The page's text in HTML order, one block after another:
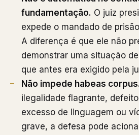
fundamentação. O juiz
expede o mandado de
A diferença é que ele não
demonstrar uma situação
que antes era exigido pela
Não impede habeas
ilegalidade flagrante,
excesso de linguagem ou
grave, a defesa pode